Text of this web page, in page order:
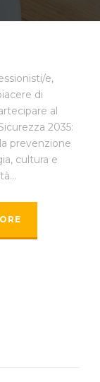
e,
di
al
2035:
prevenzione
cultura e